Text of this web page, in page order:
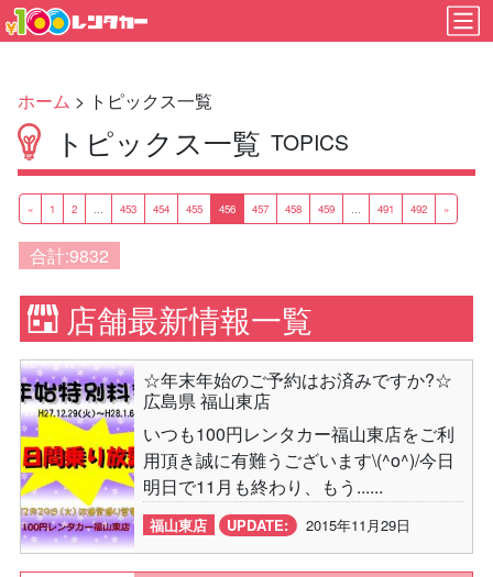
ホーム > トピックス一覧
トピックス一覧 TOPICS
« 1 2 ... 453 454 455 456 457 458 459 ... 491 492 »
合計:9832
店舗最新情報一覧
☆年末年始のご予約はお済みですか?☆
広島県 福山東店
いつも100円レンタカー福山東店をご利
用頂き誠に有難うございます\(^o^)/今日
明日で11月も終わり、もう......
福山東店 UPDATE: 2015年11月29日